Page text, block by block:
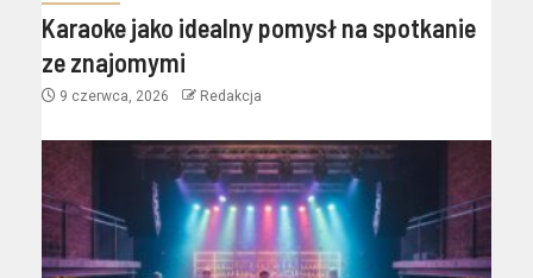
Karaoke jako idealny pomysł na spotkanie
ze znajomymi
9 czerwca, 2026 Redakcja